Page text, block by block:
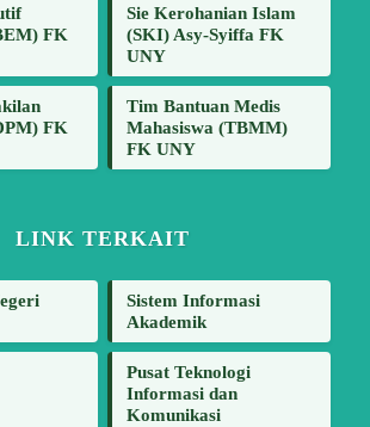
FK
Sie Kerohanian Islam
(SKI) Asy-Syiffa FK
UNY
FK
Tim Bantuan Medis
Mahasiswa (TBMM)
FK UNY
LINK TERKAIT
Sistem Informasi
Akademik
Pusat Teknologi
Informasi dan
Komunikasi